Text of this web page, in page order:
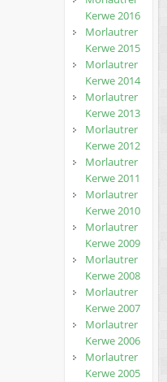
Kerwe 2016
Morlautrer
Kerwe 2015
Morlautrer
Kerwe 2014
Morlautrer
Kerwe 2013
Morlautrer
Kerwe 2012
Morlautrer
Kerwe 2011
Morlautrer
Kerwe 2010
Morlautrer
Kerwe 2009
Morlautrer
Kerwe 2008
Morlautrer
Kerwe 2007
Morlautrer
Kerwe 2006
Morlautrer
Kerwe 2005